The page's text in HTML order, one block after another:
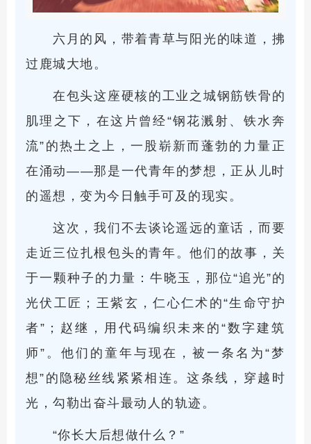
六月的风，带着青草与阳光的味道，拂
过鹿城大地。
在包头这座硬核的工业之城钢筋铁骨的
肌理之下，在这片曾经“钢花溅射、铁水奔
流”的热土之上，一股崭新而蓬勃的力量正
在涌动——那是一代青年的梦想，正从儿时
的遥想，变为今日触手可及的现实。
这次，我们不去谈论遥远的童话，而要
走近三位扎根包头的青年。他们的故事，关
于一颗种子的力量：牛晓玉，那位“追光”的
光伏工匠；王紫玄，仁心仁术的“生命守护
者”；赵继，用代码编织未来的“数字建筑
师”。他们的童年与现在，被一条名为“梦
想”的隐秘丝线紧紧相连。这条线，穿越时
光，勾勒出奋斗最动人的轨迹。
“你长大后想做什么？”